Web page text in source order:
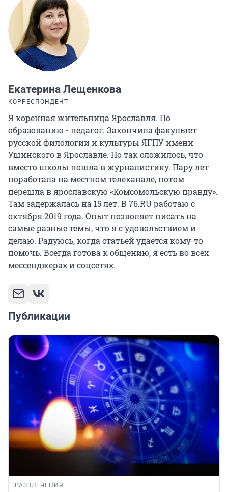
Екатерина Лещенкова
КОРРЕСПОНДЕНТ
Я коренная жительница Ярославля. По
образованию - педагог. Закончила факультет
русской филологии и культуры ЯГПУ имени
Ушинского в Ярославле. Но так сложилось, что
вместо школы пошла в журналистику. Пару лет
поработала на местном телеканале, потом
перешла в ярославскую «Комсомольскую правду».
Там задержалась на 15 лет. В 76.RU работаю с
октября 2019 года. Опыт позволяет писать на
самые разные темы, что я с удовольствием и
делаю. Радуюсь, когда статьей удается кому-то
помочь. Всегда готова к общению, я есть во всех
мессенджерах и соцсетях.
Публикации
РАЗВЛЕЧЕНИЯ